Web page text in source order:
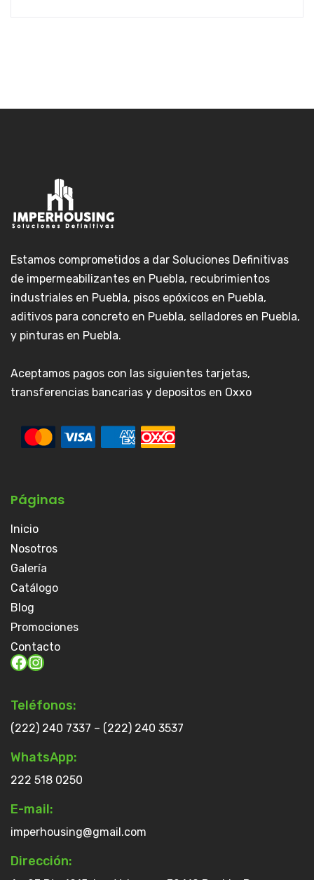
Estamos comprometidos a dar Soluciones Definitivas
de impermeabilizantes en Puebla, recubrimientos
industriales en Puebla, pisos epóxicos en Puebla,
aditivos para concreto en Puebla, selladores en Puebla,
y pinturas en Puebla.
Aceptamos pagos con las siguientes tarjetas,
transferencias bancarias y depositos en Oxxo
Páginas
Inicio
Nosotros
Galería
Catálogo
Blog
Promociones
Contacto
Facebook
Instagram
Teléfonos:
(222) 240 7337 – (222) 240 3537
WhatsApp:
222 518 0250
E-mail:
imperhousing@gmail.com
Dirección: